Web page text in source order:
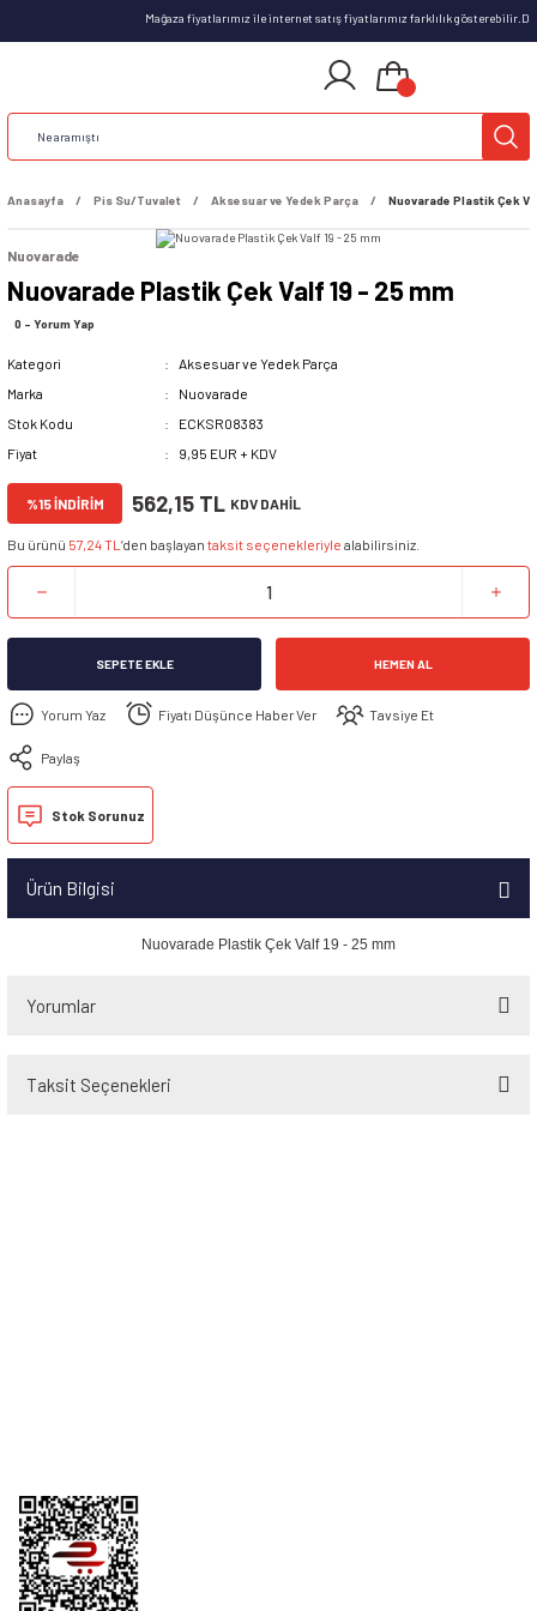
Mağaza fiyatlarımız ile internet satış fiyatlarımız farklılık
Anasayfa Pis Su/Tuvalet Aksesuar ve Yedek Parça Nuovarade Plastik Çek
Nuovarade
Nuovarade Plastik Çek Valf 19 - 25 mm
0 - Yorum Yap
Kategori
Aksesuar ve Yedek Parça
Marka
Nuovarade
Stok Kodu
ECKSR08383
Fiyat
9,95 EUR + KDV
%15 İNDİRİM 562,15 TL KDV DAHİL
Bu ürünü 57,24 TL ’den başlayan taksit seçenekleriyle alabilirsiniz.
SEPETE EKLE HEMEN AL
Yorum Yaz Fiyatı Düşünce Haber Ver Tavsiye Et
Paylaş
Stok Sorunuz
Ürün Bilgisi
Nuovarade Plastik Çek Valf 19 - 25 mm
Yorumlar
Taksit Seçenekleri